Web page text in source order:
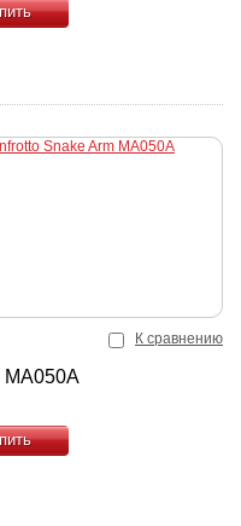
К сравнению
MA050A